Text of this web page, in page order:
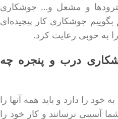
و مشعل و… جوشکاری
بگوییم جوشکاری کار پیچیده‌ای
به خوبی رعایت کرد.
درب و پنجره چه
را دارد و باید همه آنها را
شما آسیبی نرسانند و کار خود را